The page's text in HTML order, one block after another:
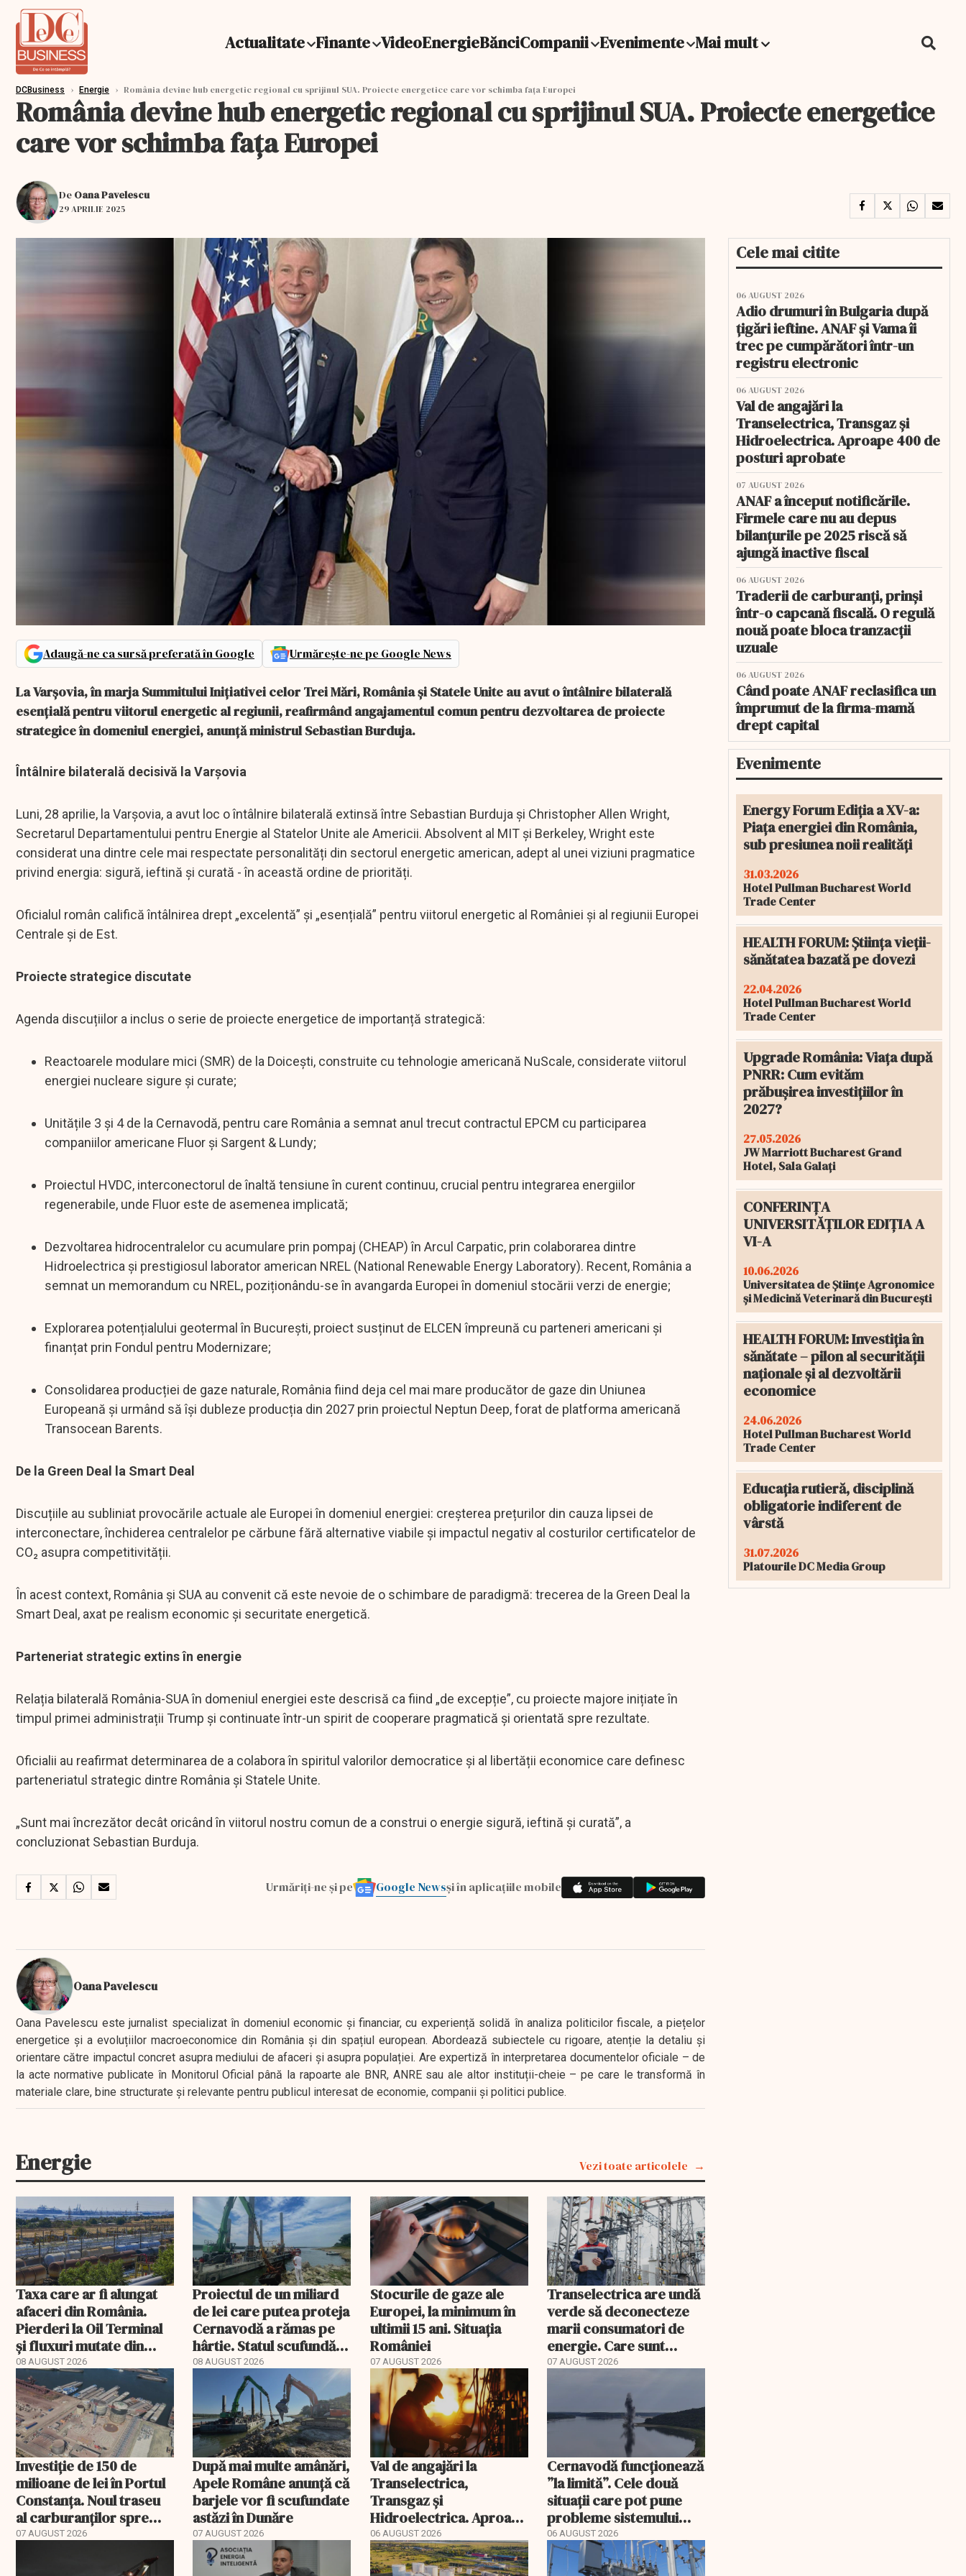
Actualitate Finante VideoEnergieBănciCompanii Evenimente Mai mult
DCBusiness › Energie › România devine hub energetic regional cu sprijinul SUA. Proiecte energetice care vor schimba fața Europei
România devine hub energetic regional cu sprijinul SUA. Proiecte energetice
care vor schimba fața Europei
De Oana Pavelescu
29 APRILIE 2025
Adaugă-ne ca sursă preferată în Google Urmărește-ne pe Google News
La Varșovia, în marja Summitului Inițiativei celor Trei Mări, România și Statele Unite au avut o întâlnire bilaterală
esențială pentru viitorul energetic al regiunii, reafirmând angajamentul comun pentru dezvoltarea de proiecte
strategice în domeniul energiei, anunță ministrul Sebastian Burduja.
Întâlnire bilaterală decisivă la Varșovia
Luni, 28 aprilie, la Varșovia, a avut loc o întâlnire bilaterală extinsă între Sebastian Burduja și Christopher Allen Wright,
Secretarul Departamentului pentru Energie al Statelor Unite ale Americii. Absolvent al MIT și Berkeley, Wright este
considerat una dintre cele mai respectate personalități din sectorul energetic american, adept al unei viziuni pragmatice
privind energia: sigură, ieftină și curată - în această ordine de priorități.
Oficialul român califică întâlnirea drept „excelentă” și „esențială” pentru viitorul energetic al României și al regiunii Europei
Centrale și de Est.
Proiecte strategice discutate
Agenda discuțiilor a inclus o serie de proiecte energetice de importanță strategică:
Reactoarele modulare mici (SMR) de la Doicești, construite cu tehnologie americană NuScale, considerate viitorul
energiei nucleare sigure și curate;
Unitățile 3 și 4 de la Cernavodă, pentru care România a semnat anul trecut contractul EPCM cu participarea
companiilor americane Fluor și Sargent & Lundy;
Proiectul HVDC, interconectorul de înaltă tensiune în curent continuu, crucial pentru integrarea energiilor
regenerabile, unde Fluor este de asemenea implicată;
Dezvoltarea hidrocentralelor cu acumulare prin pompaj (CHEAP) în Arcul Carpatic, prin colaborarea dintre
Hidroelectrica și prestigiosul laborator american NREL (National Renewable Energy Laboratory). Recent, România a
semnat un memorandum cu NREL, poziționându-se în avangarda Europei în domeniul stocării verzi de energie;
Explorarea potențialului geotermal în București, proiect susținut de ELCEN împreună cu parteneri americani și
finanțat prin Fondul pentru Modernizare;
Consolidarea producției de gaze naturale, România fiind deja cel mai mare producător de gaze din Uniunea
Europeană și urmând să își dubleze producția din 2027 prin proiectul Neptun Deep, forat de platforma americană
Transocean Barents.
De la Green Deal la Smart Deal
Discuțiile au subliniat provocările actuale ale Europei în domeniul energiei: creșterea prețurilor din cauza lipsei de
interconectare, închiderea centralelor pe cărbune fără alternative viabile și impactul negativ al costurilor certificatelor de
CO₂ asupra competitivității.
În acest context, România și SUA au convenit că este nevoie de o schimbare de paradigmă: trecerea de la Green Deal la
Smart Deal, axat pe realism economic și securitate energetică.
Parteneriat strategic extins în energie
Relația bilaterală România-SUA în domeniul energiei este descrisă ca fiind „de excepție”, cu proiecte majore inițiate în
timpul primei administrații Trump și continuate într-un spirit de cooperare pragmatică și orientată spre rezultate.
Oficialii au reafirmat determinarea de a colabora în spiritul valorilor democratice și al libertății economice care definesc
parteneriatul strategic dintre România și Statele Unite.
„Sunt mai încrezător decât oricând în viitorul nostru comun de a construi o energie sigură, ieftină și curată”, a
concluzionat Sebastian Burduja.
Urmăriți-ne și pe Google Newsși în aplicațiile mobile
Oana Pavelescu
Oana Pavelescu este jurnalist specializat în domeniul economic și financiar, cu experiență solidă în analiza politicilor fiscale, a piețelor
energetice și a evoluțiilor macroeconomice din România și din spațiul european. Abordează subiectele cu rigoare, atenție la detaliu și
orientare către impactul concret asupra mediului de afaceri și asupra populației. Are expertiză în interpretarea documentelor oficiale – de
la acte normative publicate în Monitorul Oficial până la rapoarte ale BNR, ANRE sau ale altor instituții-cheie – pe care le transformă în
materiale clare, bine structurate și relevante pentru publicul interesat de economie, companii și politici publice.
Energie Vezi toate articolele
Taxa care ar fi alungat
afaceri din România.
Pierderi la Oil Terminal
și fluxuri mutate din
Portul Constanța
08 AUGUST 2026
Proiectul de un miliard
de lei care putea proteja
Cernavodă a rămas pe
hârtie. Statul scufundă
acum barje în Dunăre
08 AUGUST 2026
Stocurile de gaze ale
Europei, la minimum în
ultimii 15 ani. Situația
României
07 AUGUST 2026
Transelectrica are undă
verde să deconecteze
marii consumatori de
energie. Care sunt
condițiile
07 AUGUST 2026
Investiție de 150 de
milioane de lei în Portul
Constanța. Noul traseu
al carburanților spre
Europa
07 AUGUST 2026
După mai multe amânări,
Apele Române anunță că
barjele vor fi scufundate
astăzi în Dunăre
07 AUGUST 2026
Val de angajări la
Transelectrica,
Transgaz și
Hidroelectrica. Aproape
400 de posturi aprobate
06 AUGUST 2026
Cernavodă funcționează
”la limită”. Cele două
situații care pot pune
probleme sistemului
energetic
06 AUGUST 2026
Cele mai citite
06 AUGUST 2026
Adio drumuri în Bulgaria după
țigări ieftine. ANAF și Vama îi
trec pe cumpărători într-un
registru electronic
06 AUGUST 2026
Val de angajări la
Transelectrica, Transgaz și
Hidroelectrica. Aproape 400 de
posturi aprobate
07 AUGUST 2026
ANAF a început notificările.
Firmele care nu au depus
bilanțurile pe 2025 riscă să
ajungă inactive fiscal
06 AUGUST 2026
Traderii de carburanți, prinși
într-o capcană fiscală. O regulă
nouă poate bloca tranzacții
uzuale
06 AUGUST 2026
Când poate ANAF reclasifica un
împrumut de la firma-mamă
drept capital
Evenimente
Energy Forum Ediția a XV-a:
Piața energiei din România,
sub presiunea noii realități
31.03.2026
Hotel Pullman Bucharest World
Trade Center
HEALTH FORUM: Știința vieții-
sănătatea bazată pe dovezi
22.04.2026
Hotel Pullman Bucharest World
Trade Center
Upgrade România: Viața după
PNRR: Cum evităm
prăbușirea investițiilor în
2027?
27.05.2026
JW Marriott Bucharest Grand
Hotel, Sala Galați
CONFERINȚA
UNIVERSITĂȚILOR EDIȚIA A
VI-A
10.06.2026
Universitatea de Științe Agronomice
și Medicină Veterinară din București
HEALTH FORUM: Investiția în
sănătate – pilon al securității
naționale și al dezvoltării
economice
24.06.2026
Hotel Pullman Bucharest World
Trade Center
Educația rutieră, disciplină
obligatorie indiferent de
vârstă
31.07.2026
Platourile DC Media Group